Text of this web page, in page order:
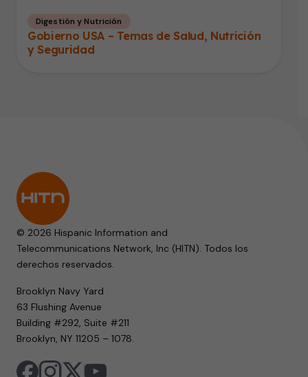
Digestión y Nutrición
Gobierno USA – Temas de Salud, Nutrición
y Seguridad
© 2026 Hispanic Information and
Telecommunications Network, Inc (HITN). Todos los
derechos reservados.
Brooklyn Navy Yard
63 Flushing Avenue
Building #292, Suite #211
Brooklyn, NY 11205 – 1078.